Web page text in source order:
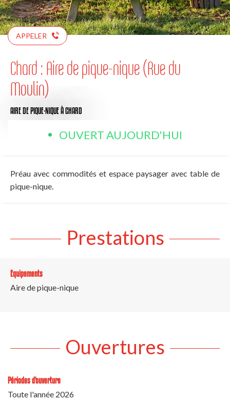
APPELER
Chard : Aire de pique-nique (Rue du
Moulin)
AIRE DE PIQUE-NIQUEÀ CHARD
OUVERT AUJOURD'HUI
Préau avec commodités et espace paysager avec table de
pique-nique.
Prestations
Equipements
Aire de pique-nique
Ouvertures
Périodes d'ouverture
Toute l'année 2026